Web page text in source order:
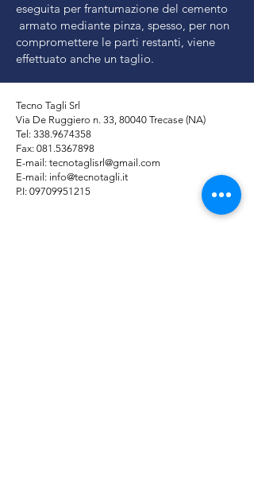
eseguita per frantumazione del cemento
armato mediante pinza, spesso, per non
compromettere le parti restanti, viene
effettuato anche un taglio.
Tecno Tagli Srl
Via De Ruggiero n. 33, 80040 Trecase (NA)
Tel: 338.9674358
Fax: 081.5367898
E-mail: tecnotaglisrl@gmail.com
E-mail: info@tecnotagli.it
P.I: 09709951215